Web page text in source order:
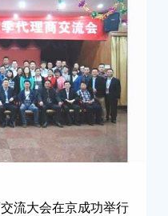
流大会在京成功举行